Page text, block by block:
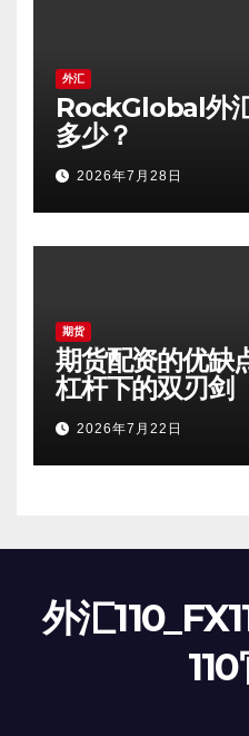
外汇
RockGlobal外
多少？
2026年7月28日
期货
期货配资的优缺
杠杆下的双刃剑
2026年7月22日
外汇